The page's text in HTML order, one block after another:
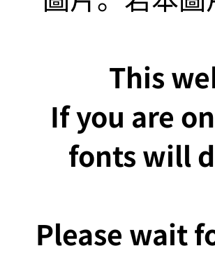
This
If you are
fonts will
Please wait